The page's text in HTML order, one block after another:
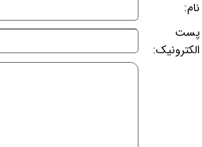
نام:
پست
الکترونیک: